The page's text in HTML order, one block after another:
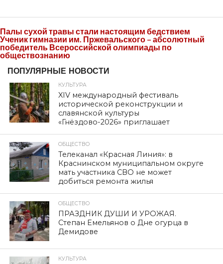
Палы сухой травы стали настоящим бедствием
Ученик гимназии им. Пржевальского – абсолютный
победитель Всероссийской олимпиады по
обществознанию
ПОПУЛЯРНЫЕ НОВОСТИ
КУЛЬТУРА
XIV международный фестиваль
исторической реконструкции и
славянской культуры
«Гнёздово-2026» приглашает
ОБЩЕСТВО
Телеканал «Красная Линия»: в
Краснинском муниципальном округе
мать участника СВО не может
добиться ремонта жилья
ОБЩЕСТВО
ПРАЗДНИК ДУШИ И УРОЖАЯ.
Степан Емельянов о Дне огурца в
Демидове
КУЛЬТУРА